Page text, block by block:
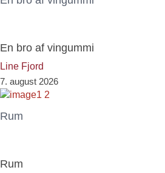
En bro af vingummi
Line Fjord
7. august 2026
Rum
Rum